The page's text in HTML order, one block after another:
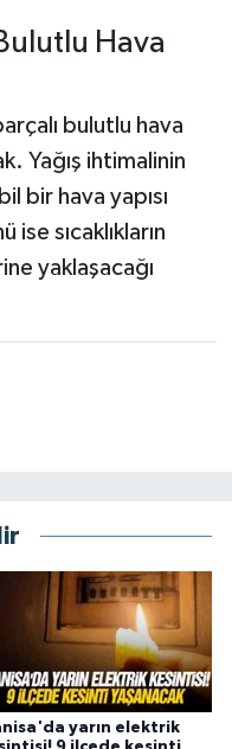
Hava
bulutlu hava
Yağış ihtimalinin
bir hava yapısı
ise sıcaklıkların
yaklaşacağı
yarın elektrik